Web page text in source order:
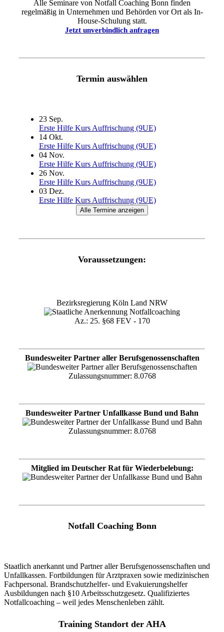
Alle Seminare von Notfall Coaching Bonn finden
regelmäßig in Unternehmen und Behörden vor Ort als In-
House-Schulung statt.
Jetzt unverbindlich anfragen
Termin auswählen
23 Sep.
Erste Hilfe Kurs Auffrischung (9UE)
14 Okt.
Erste Hilfe Kurs Auffrischung (9UE)
04 Nov.
Erste Hilfe Kurs Auffrischung (9UE)
26 Nov.
Erste Hilfe Kurs Auffrischung (9UE)
03 Dez.
Erste Hilfe Kurs Auffrischung (9UE)
Alle Termine anzeigen
Voraussetzungen:
Bezirksregierung Köln Land NRW
Az.: 25. §68 FEV - 170
Bundesweiter Partner aller Berufsgenossenschaften
Zulassungsnummer: 8.0768
Bundesweiter Partner Unfallkasse Bund und Bahn
Zulassungsnummer: 8.0768
Mitglied im Deutscher Rat für Wiederbelebung:
Notfall Coaching Bonn
Staatlich anerkannt und Partner aller Berufsgenossenschaften und
Unfallkassen. Fortbildungen für Arztpraxen sowie medizinischen
Fachpersonal. Brandschutzhelfer- und Evakuierungshelfer
Ausbildungen nach §10 Arbeitsschutzgesetz. Qualifiziertes
Notfallcoaching – weil jedes Menschenleben zählt.
Training Standort der AHA